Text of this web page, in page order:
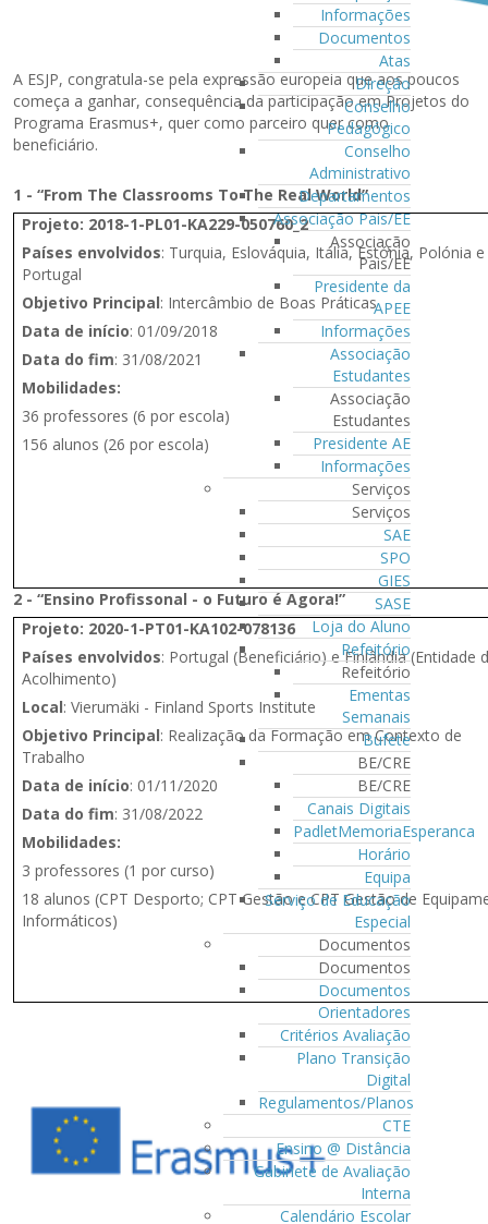
Informações
Documentos
Atas
Direção
Conselho
Pedagógico
Conselho
Administrativo
Departamentos
Associação Pais/EE
Associação
Pais/EE
Presidente da
APEE
Informações
Associação
Estudantes
Associação
Estudantes
Presidente AE
Informações
Serviços
Serviços
SAE
SPO
GIES
SASE
Loja do Aluno
Refeitório
Refeitório
Ementas
Semanais
Bufete
BE/CRE
BE/CRE
Canais Digitais
PadletMemoriaEsperanca
Horário
Equipa
Serviço de Educação
Especial
Documentos
Documentos
Documentos
Orientadores
Critérios Avaliação
Plano Transição
Digital
Regulamentos/Planos
CTE
Ensino @ Distância
Gabinete de Avaliação
Interna
Calendário Escolar
A ESJP, congratula-se pela expressão europeia que aos poucos
começa a ganhar, consequência da participação em Projetos do
Programa Erasmus+, quer como parceiro quer como
beneficiário.
1 - “From The Classrooms To The Real World”
Projeto: 2018-1-PL01-KA229-050760_2
Países envolvidos: Turquia, Eslováquia, Itália, Estónia, Polónia e
Portugal
Objetivo Principal: Intercâmbio de Boas Práticas
Data de início: 01/09/2018
Data do fim: 31/08/2021
Mobilidades:
36 professores (6 por escola)
156 alunos (26 por escola)
2 - “Ensino Profissonal - o Futuro é Agora!”
Projeto: 2020-1-PT01-KA102-078136
Países envolvidos: Portugal (Beneficiário) e Finlândia (Entidade
Acolhimento)
Local: Vierumäki - Finland Sports Institute
Objetivo Principal: Realização da Formação em Contexto de
Trabalho
Data de início: 01/11/2020
Data do fim: 31/08/2022
Mobilidades:
3 professores (1 por curso)
18 alunos (CPT Desporto; CPT Gestão e CPT Gestão de
Informáticos)